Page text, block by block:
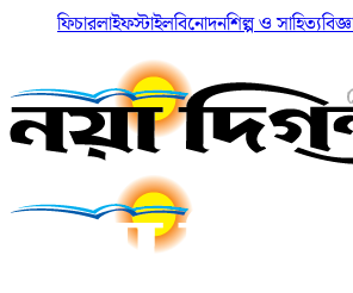
ফিচারলাইফস্টাইলবিনোদনশিল্প ও সাহিত্য